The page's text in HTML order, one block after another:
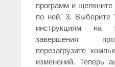
программ и
по ней. 3. Выберите
инструкциям
завершения
перезагрузите
изменений. Теперь